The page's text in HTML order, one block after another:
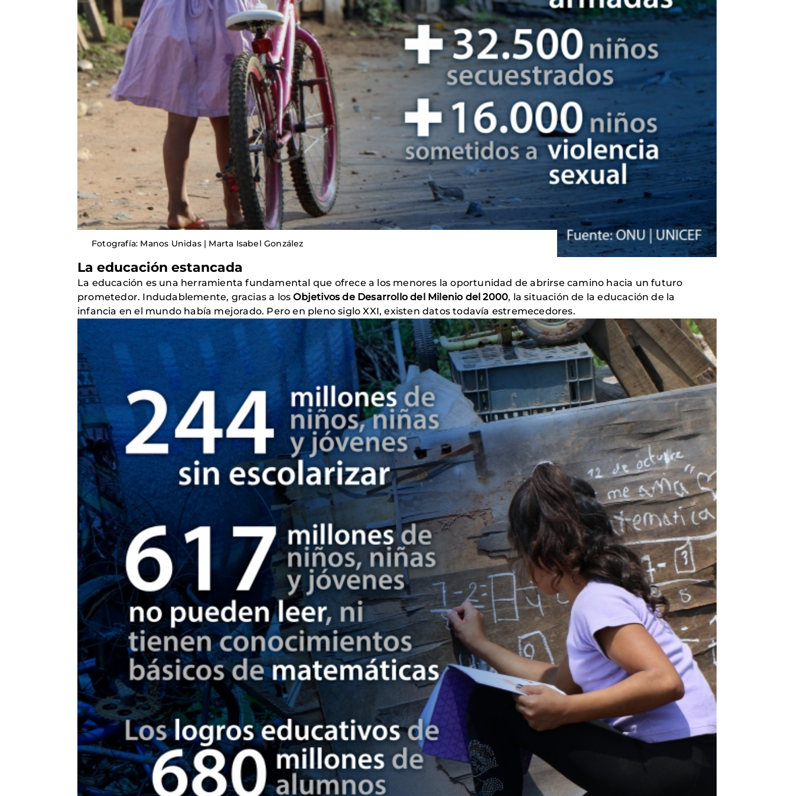
Fotografía: Manos Unidas | Marta Isabel González
La educación estancada
La educación es una herramienta fundamental que ofrece a los menores la oportunidad de abrirse camino hacia un futuro
prometedor. Indudablemente, gracias a losObjetivos de Desarrollo del Milenio del 2000, la situación de la educación de la
infancia en el mundo había mejorado. Pero en pleno siglo XXI, existen datos todavía estremecedores.